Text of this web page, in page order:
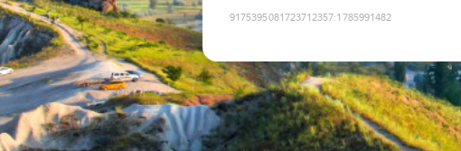
9175395081723712357:1785991482